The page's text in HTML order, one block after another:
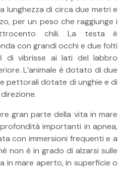
lunghezza di circa due metri e
per un peso che raggiunge i
chili. La testa è
con grandi occhi e due folti
di vibrisse ai lati del labbro
L’animale è dotato di due
pettorali dotate di unghie e di
gran parte della vita in mare
importanti in apnea,
con immersioni frequenti e a
non è in grado di alzarsi sulle
in mare aperto, in superficie o